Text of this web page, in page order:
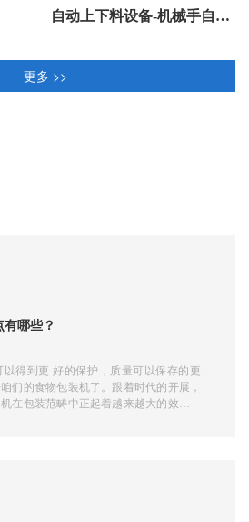
自动上下料设备-机械手自动化测试设备
更多 >>
哪些？
得到更 好的保护，质量可以保存的更
们的食物包装机了。跟着时代的开展，
在包装范畴中正起着越来越大的效果，